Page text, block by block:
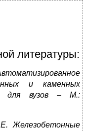
литературы:
и каменных
для вузов – М.:
Железобетонные